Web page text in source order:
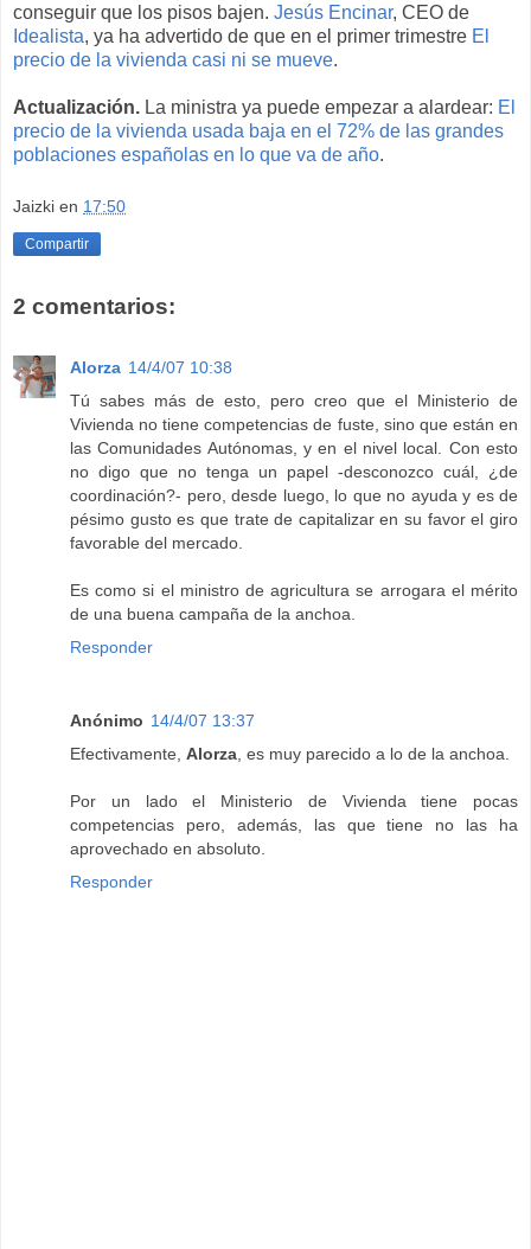
conseguir que los pisos bajen. Jesús Encinar, CEO de
Idealista, ya ha advertido de que en el primer trimestre El
precio de la vivienda casi ni se mueve.
Actualización. La ministra ya puede empezar a alardear: El
precio de la vivienda usada baja en el 72% de las grandes
poblaciones españolas en lo que va de año.
Jaizki en 17:50
Compartir
2 comentarios:
Alorza 14/4/07 10:38
Tú sabes más de esto, pero creo que el Ministerio de
Vivienda no tiene competencias de fuste, sino que están en
las Comunidades Autónomas, y en el nivel local. Con esto
no digo que no tenga un papel -desconozco cuál, ¿de
coordinación?- pero, desde luego, lo que no ayuda y es de
pésimo gusto es que trate de capitalizar en su favor el giro
favorable del mercado.
Es como si el ministro de agricultura se arrogara el mérito
de una buena campaña de la anchoa.
Responder
Anónimo 14/4/07 13:37
Efectivamente, Alorza, es muy parecido a lo de la anchoa.
Por un lado el Ministerio de Vivienda tiene pocas
competencias pero, además, las que tiene no las ha
aprovechado en absoluto.
Responder